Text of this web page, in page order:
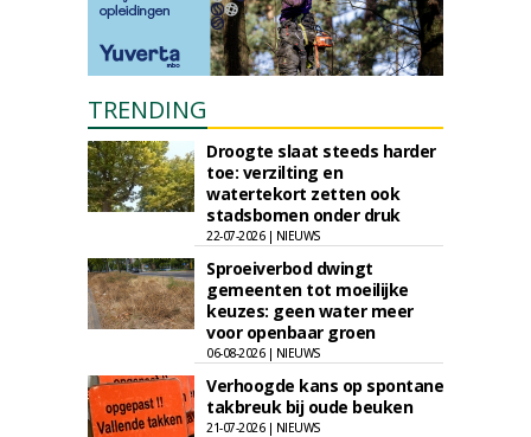
TRENDING
Droogte slaat steeds harder
toe: verzilting en
watertekort zetten ook
stadsbomen onder druk
22-07-2026 | NIEUWS
Sproeiverbod dwingt
gemeenten tot moeilijke
keuzes: geen water meer
voor openbaar groen
06-08-2026 | NIEUWS
Verhoogde kans op spontane
takbreuk bij oude beuken
21-07-2026 | NIEUWS